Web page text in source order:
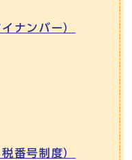
ナンバー）
番号制度）